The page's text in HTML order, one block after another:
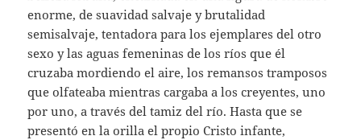
enorme, de suavidad salvaje y brutalidad
semisalvaje, tentadora para los ejemplares del otro
sexo y las aguas femeninas de los ríos que él
cruzaba mordiendo el aire, los remansos tramposos
que olfateaba mientras cargaba a los creyentes, uno
por uno, a través del tamiz del río. Hasta que se
presentó en la orilla el propio Cristo infante,